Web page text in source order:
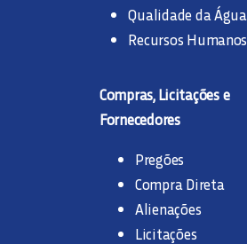
Qualidade da Água
Recursos Humanos
Compras, Licitações e
Fornecedores
Pregões
Compra Direta
Alienações
Licitações